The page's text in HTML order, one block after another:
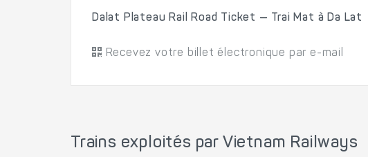
Dalat Plateau Rail Road Ticket — Trai Mat à Da Lat
Recevez votre billet électronique par e-mail
Trains exploités par Vietnam Railways